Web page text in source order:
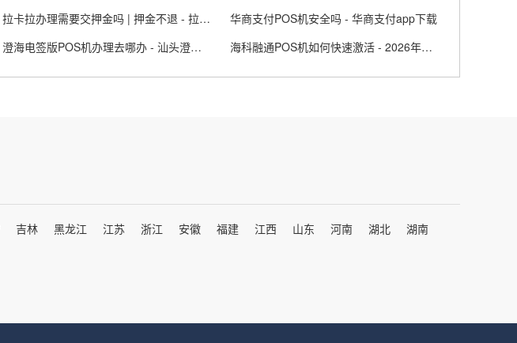
拉卡拉办理需要交押金吗 | 押金不退 - 拉卡拉399元押金
华商支付POS机安全吗 - 华商支付app下载
澄海电签版POS机办理去哪办 - 汕头澄海网点 海科融通POS机如何快速激活 - 2026年4月重卡销量及行业动态
吉林 黑龙江 江苏 浙江 安徽 福建 江西 山东 河南 湖北
湖南